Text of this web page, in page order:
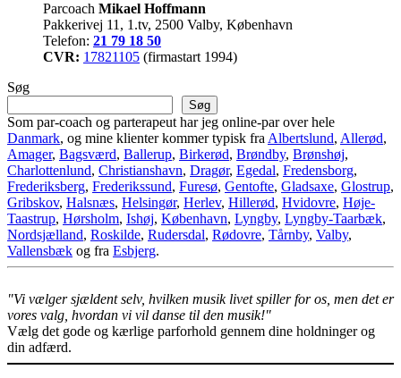
Parcoach Mikael Hoffmann
Pakkerivej 11, 1.tv, 2500 Valby, København
Telefon: 21 79 18 50
CVR: 17821105 (firmastart 1994)
Søg
Søg
Som par-coach og parterapeut har jeg online-par over hele
Danmark, og mine klienter kommer typisk fra Albertslund, Allerød,
Amager, Bagsværd, Ballerup, Birkerød, Brøndby, Brønshøj,
Charlottenlund, Christianshavn, Dragør, Egedal, Fredensborg,
Frederiksberg, Frederikssund, Furesø, Gentofte, Gladsaxe, Glostrup,
Gribskov, Halsnæs, Helsingør, Herlev, Hillerød, Hvidovre, Høje-
Taastrup, Hørsholm, Ishøj, København, Lyngby, Lyngby-Taarbæk,
Nordsjælland, Roskilde, Rudersdal, Rødovre, Tårnby, Valby,
Vallensbæk og fra Esbjerg.
"Vi vælger sjældent selv, hvilken musik livet spiller for os, men det er
vores valg, hvordan vi vil danse til den musik!"
Vælg det gode og kærlige parforhold gennem dine holdninger og
din adfærd.